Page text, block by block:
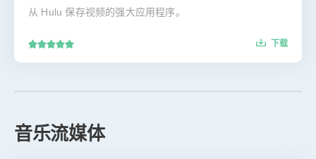
从 Hulu 保存视频的强大应用程序。
下载
音乐流媒体